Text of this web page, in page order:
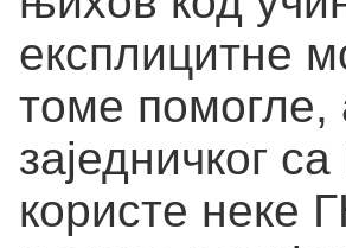
експлицитне
томе помогле,
заједничког
користе неке